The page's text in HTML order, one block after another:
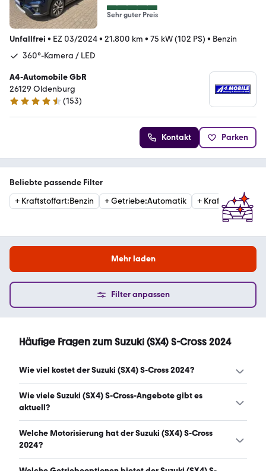
Sehr guter Preis
Unfallfrei • EZ 03/2024• 21.800 km • 75 kW (102 PS) • Benzin
360°-Kamera / LED
A4-Automobile GbR
26129 Oldenburg
4.6 Sterne
(153)
Kontakt Parken
Beliebte passende Filter
+ Kraftstoffart:Benzin +Getriebe:Automatik + Kraftstoffart
Mehr laden
Filter anpassen
Häufige Fragen zum Suzuki (SX4) S-Cross 2024
Wie viel kostet der Suzuki (SX4) S-Cross 2024?
Ein guter Preis für einen Suzuki (SX4) S-Cross 2024 liegt
zwischen 21.717 € und 25.107 €. Leasingangebote starten
Wie viele Suzuki (SX4) S-Cross-Angebote gibt es
aktuell?
Es gibt insgesamt 76 Suzuki (SX4) S-Cross bei mobile.de,
davon 76 Gebraucht- und 0 Neuwagen. (Stand: 7.8.2026)
Welche Motorisierung hat der Suzuki (SX4) S-Cross
2024?
Der Suzuki (SX4) S-Cross 2024 hat Leistungen zwischen